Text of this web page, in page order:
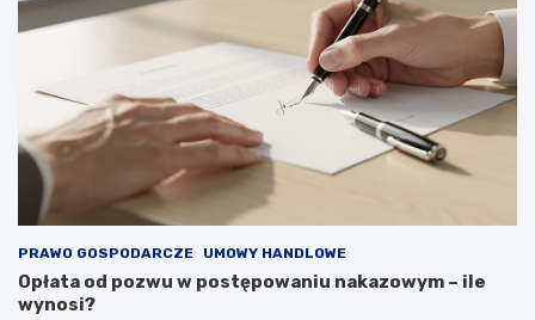
PRAWO GOSPODARCZE UMOWY HANDLOWE
Opłata od pozwu w postępowaniu nakazowym – ile
wynosi?